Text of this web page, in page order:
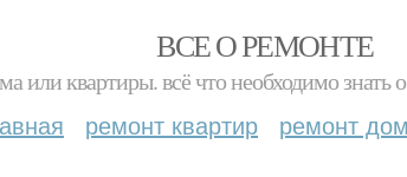
ВСЕ О РЕМОНТЕ
или квартиры. всё что необходимо
ремонт квартир ремонт